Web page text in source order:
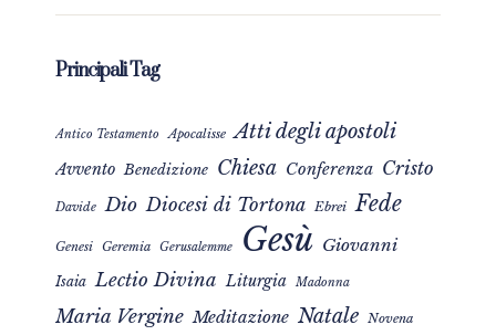
Principali Tag
Antico Testamento Apocalisse Atti degli apostoli
Avvento Benedizione Chiesa Conferenza Cristo
Davide Dio Diocesi di Tortona Ebrei Fede
Genesi Geremia Gerusalemme Gesù Giovanni
Isaia Lectio Divina Liturgia Madonna
Maria Vergine Meditazione Natale Novena